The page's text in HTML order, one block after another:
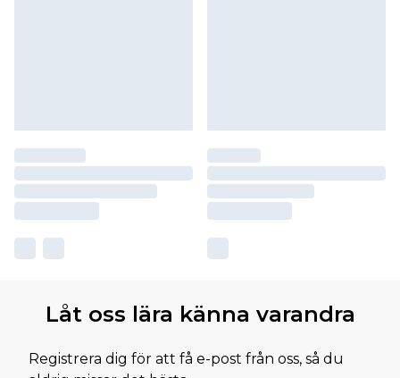
Låt oss lära känna varandra
Registrera dig för att få e-post från oss, så du